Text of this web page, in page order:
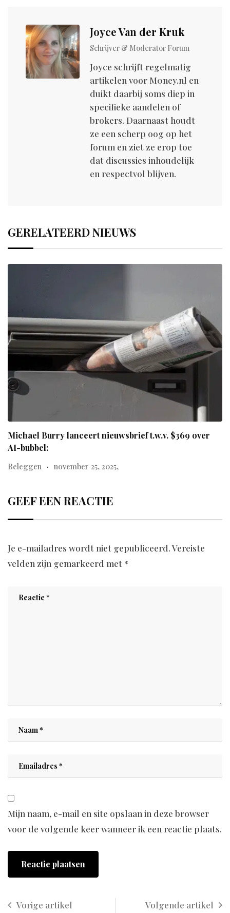
Joyce Van der Kruk
Schrijver & Moderator Forum
Joyce schrijft regelmatig
artikelen voor M0ney.nl en
duikt daarbij soms diep in
specifieke aandelen of
brokers. Daarnaast houdt
ze een scherp oog op het
forum en ziet ze erop toe
dat discussies inhoudelijk
en respectvol blijven.
GERELATEERD NIEUWS
Michael Burry lanceert nieuwsbrief t.w.v. $369 over
AI-bubbel:
Beleggen november 25, 2025,
GEEF EEN REACTIE
Je e-mailadres wordt niet gepubliceerd.Vereiste
velden zijn gemarkeerd met *
Mijn naam, e-mail en site opslaan in deze browser
voor de volgende keer wanneer ik een reactie plaats.
Vorige artikel Volgende artikel